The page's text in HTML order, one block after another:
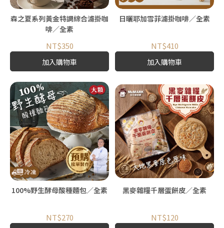
森之夏系列黃金特調綜合濾掛咖
啡／全素
NT$350
加入購物車
日曬耶加雪菲濾掛咖啡／全素
NT$410
加入購物車
100%野生酵母酸種麵包／全素
NT$270
黑麥雜糧千層蛋餅皮／全素
NT$120